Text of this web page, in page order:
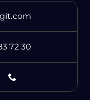
72 30